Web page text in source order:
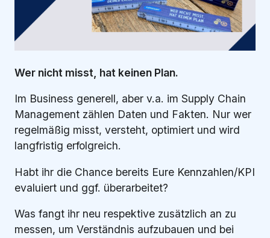
Wer nicht misst, hat keinen Plan.
Im Business generell, aber v.a. im Supply Chain
Management zählen Daten und Fakten. Nur wer
regelmäßig misst, versteht, optimiert und wird
langfristig erfolgreich.
Habt ihr die Chance bereits Eure Kennzahlen/KPI
evaluiert und ggf. überarbeitet?
Was fangt ihr neu respektive zusätzlich an zu
messen, um Verständnis aufzubauen und bei